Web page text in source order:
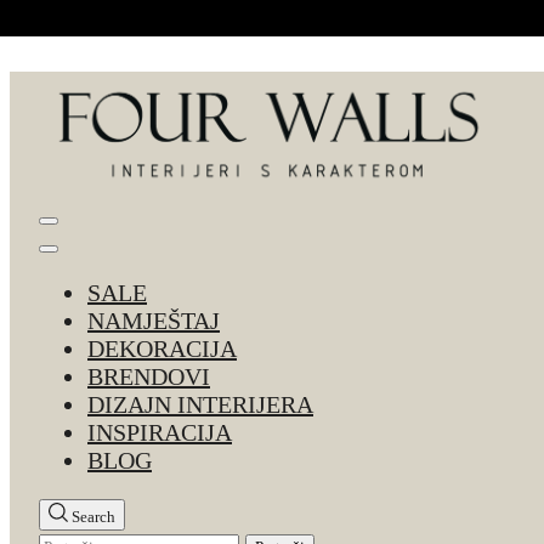
SALE
NAMJEŠTAJ
DEKORACIJA
BRENDOVI
DIZAJN INTERIJERA
INSPIRACIJA
BLOG
Search